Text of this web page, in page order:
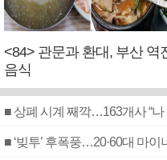
<84> 관문과 환대, 부산 역
음식
■ 상폐 시계 째깍…163개사 “나
■ ‘빚투’ 후폭풍…20·60대 마